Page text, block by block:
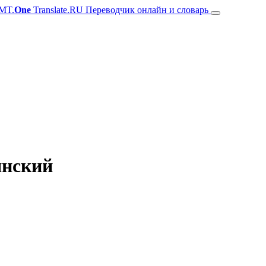
One Translate.RU Переводчик онлайн и словарь